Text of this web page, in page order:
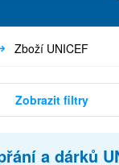
Zboží UNICEF
Zobrazit filtry
a dárků